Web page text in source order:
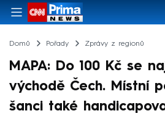
Domů Pořady Zprávy z regionů
MAPA: Do 100 Kč se
východě Čech. Místní
šanci také